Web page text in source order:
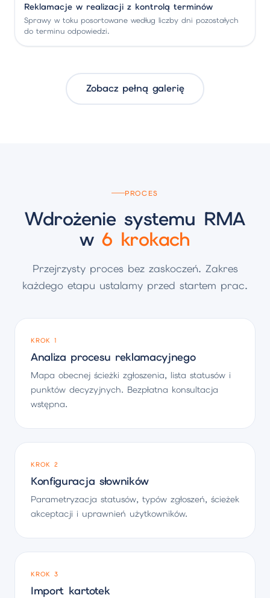
Reklamacje w realizacji z kontrolą terminów
Sprawy w toku posortowane według liczby dni pozostałych
do terminu odpowiedzi.
Zobacz pełną galerię
PROCES
Wdrożenie systemu RMA
w 6 krokach
Przejrzysty proces bez zaskoczeń. Zakres
każdego etapu ustalamy przed startem prac.
KROK 1
Analiza procesu reklamacyjnego
Mapa obecnej ścieżki zgłoszenia, lista statusów i
punktów decyzyjnych. Bezpłatna konsultacja
wstępna.
KROK 2
Konfiguracja słowników
Parametryzacja statusów, typów zgłoszeń, ścieżek
akceptacji i uprawnień użytkowników.
KROK 3
Import kartotek